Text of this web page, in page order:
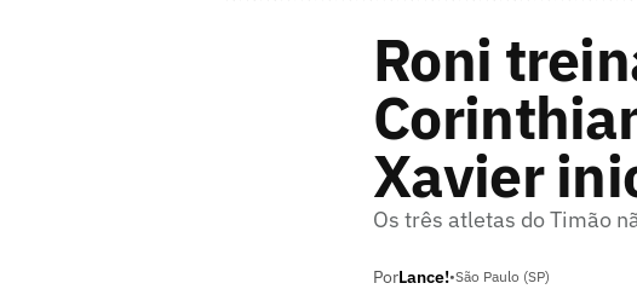
Roni
Xavier
Os três atletas do Timão
PorLance!•São Paulo (SP)